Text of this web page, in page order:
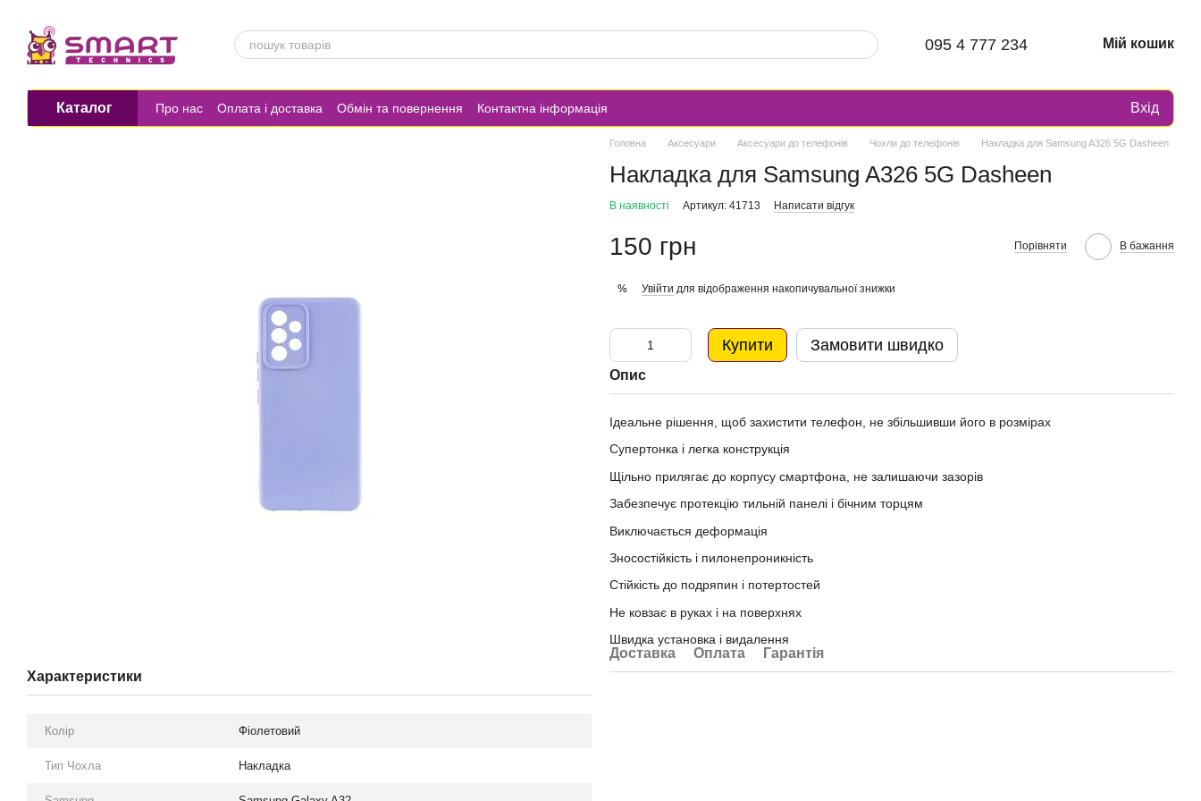
095 4 777 234 Мій кошик
Каталог Про нас Оплата і доставка Обмін та повернення Контактна інформація Вхід
Характеристики
Колір Фіолетовий
Тип Чохла Накладка
Головна Аксесуари Аксесуари до телефонів Чохли до телефонів Накладка для Samsung A326 5G Dasheen
Накладка для Samsung A326 5G Dasheen
В наявності Артикул: 41713 Написати відгук
150 грн Порівняти В бажання
% Увійти для відображення накопичувальної знижки
Купити Замовити швидко
Опис
Ідеальне рішення, щоб захистити телефон, не збільшивши його в розмірах
Супертонка і легка конструкція
Щільно прилягає до корпусу смартфона, не залишаючи зазорів
Забезпечує протекцію тильній панелі і бічним торцям
Виключається деформація
Зносостійкість і пилонепроникність
Стійкість до подряпин і потертостей
Не ковзає в руках і на поверхнях
Швидка установка і видалення
Доставка Оплата Гарантія